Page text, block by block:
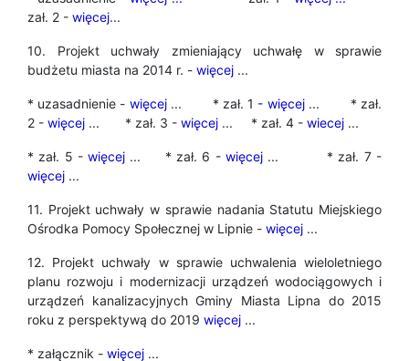
zał. 2 - więcej...
10. Projekt uchwały zmieniający uchwałę w sprawie
budżetu miasta na 2014 r. - więcej ...
* uzasadnienie - więcej ... * zał. 1 - więcej... * zał.
2 - więcej ... * zał. 3 - więcej ... * zał. 4 - wiecej ...
* zał. 5 -więcej ... * zał. 6 -więcej ... * zał. 7 -
więcej ...
11. Projekt uchwały w sprawie nadania Statutu Miejskiego
Ośrodka Pomocy Społecznej w Lipnie - więcej ...
12. Projekt uchwały w sprawie uchwalenia wieloletniego
planu rozwoju i modernizacji urządzeń wodociągowych i
urządzeń kanalizacyjnych Gminy Miasta Lipna do 2015
roku z perspektywą do 2019 więcej ...
* załącznik - więcej ...